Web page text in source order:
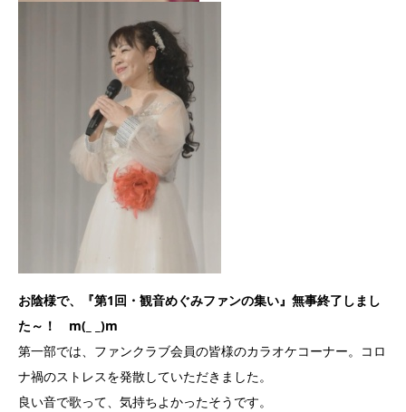
お陰様で、『第1回・観音めぐみファンの集い』無事終了しまし
た～！ m(_ _)m
第一部では、ファンクラブ会員の皆様のカラオケコーナー。コロ
ナ禍のストレスを発散していただきました。
良い音で歌って、気持ちよかったそうです。